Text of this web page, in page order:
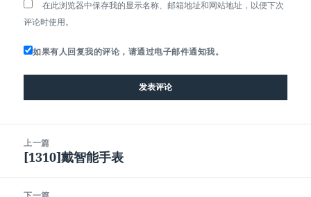
在此浏览器中保存我的显示名称、邮箱地址和网站地址，以便下次
评论时使用。
如果有人回复我的评论，请通过电子邮件通知我。
上一篇
上
文
[1310]戴智能手表